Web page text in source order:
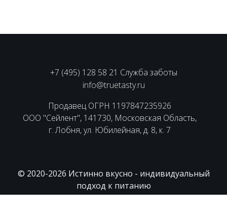
+7 (495) 128 58 21 Служба заботы
info@truetasty.ru
Продавец ОГРН 1197847235926
ООО "Сейлент", 141730, Московская Область,
г. Лобня, ул. Юбилейная, д. 8, к. 7
© 2020-2026 Истинно вкусно - индивидуальный
подход к питанию